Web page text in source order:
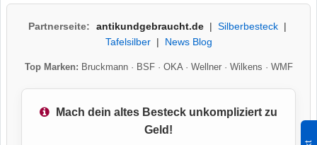
Partnerseite: antikundgebraucht.de| Silberbesteck|
Tafelsilber| News Blog
Top Marken: Bruckmann· BSF· OKA· Wellner· Wilkens · WMF
Mach dein altes Besteck unkompliziert zu
Geld!